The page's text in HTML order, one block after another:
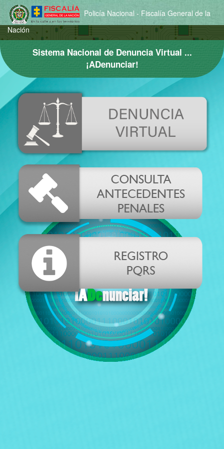
Policía Nacional - Fiscalía General de la
Nación
Sistema Nacional de Denuncia Virtual ...
¡ADenunciar!